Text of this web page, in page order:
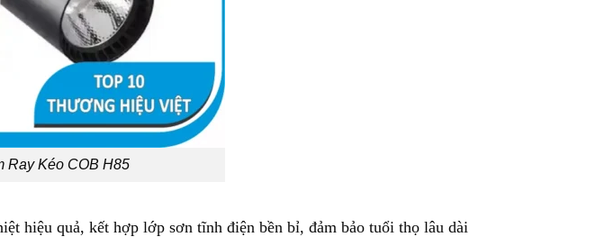
Kéo COB H85
hiệu quả, kết hợp lớp sơn tĩnh điện bền bỉ, đảm bảo tuổi thọ lâu dài